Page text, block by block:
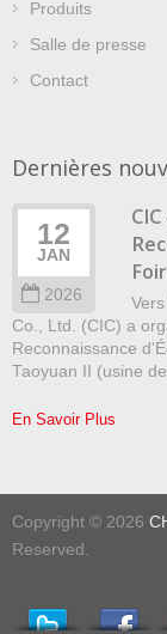
Produits
Salle de presse
Contact
Dernières
12
JAN
2026
Co., Ltd. (CIC) a
Reconnaissance
Taoyuan II (usine
En Savoir Plus
Copyright © 2026
Reserved.